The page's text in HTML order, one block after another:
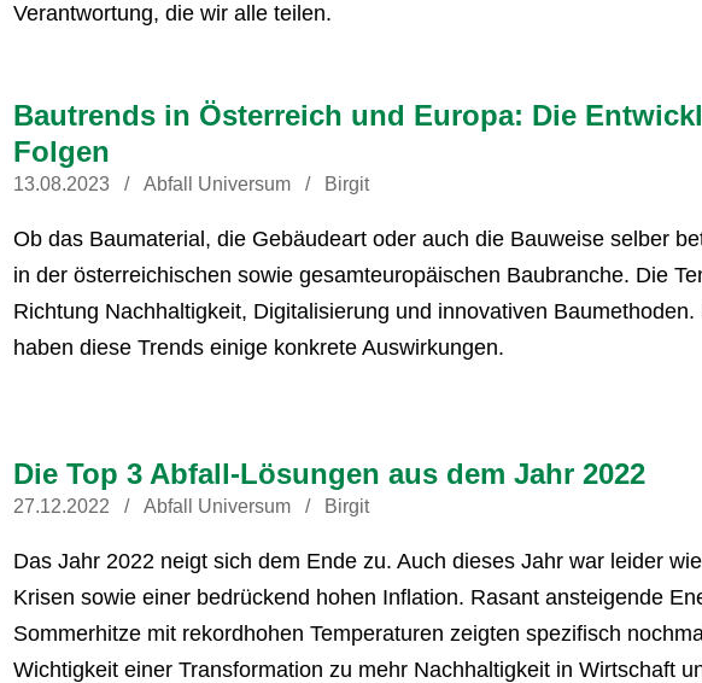
Verantwortung, die wir alle teilen.
Bautrends in Österreich und Europa: Die
Folgen
13.08.2023 Abfall Universum Birgit
Ob das Baumaterial, die Gebäudeart oder auch die Bauweise selber
in der österreichischen sowie gesamteuropäischen Baubranche. Die
Richtung Nachhaltigkeit, Digitalisierung und innovativen
haben diese Trends einige konkrete Auswirkungen.
Die Top 3 Abfall-Lösungen aus dem Jahr 2022
27.12.2022 Abfall Universum Birgit
Das Jahr 2022 neigt sich dem Ende zu. Auch dieses Jahr war leider
Krisen sowie einer bedrückend hohen Inflation. Rasant ansteigende
Sommerhitze mit rekordhohen Temperaturen zeigten spezifisch
Wichtigkeit einer Transformation zu mehr Nachhaltigkeit in Wirtschaft